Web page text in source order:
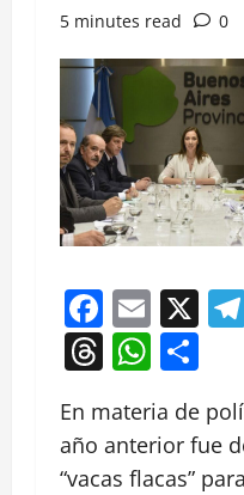
5 minutes read
0
X
Threads
En materia de
año anterior fue
“vacas flacas”